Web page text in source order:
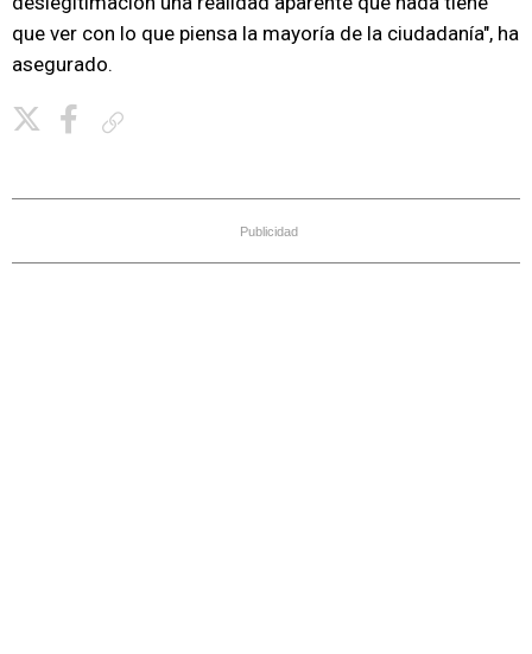
que ver con lo que piensa la mayoría de la ciudadanía", ha
asegurado.
Publicidad